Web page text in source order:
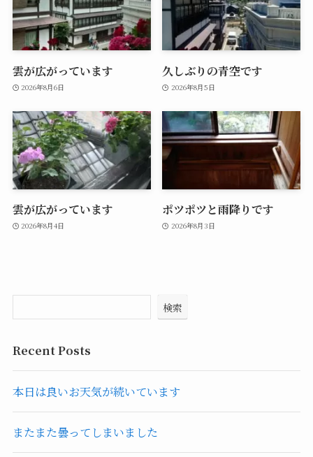
雲が広がっています
2026年8月6日
久しぶりの青空です
2026年8月5日
雲が広がっています
2026年8月4日
ポツポツと雨降りです
2026年8月3日
検索
Recent Posts
本日は良いお天気が続いています
またまた曇ってしまいました